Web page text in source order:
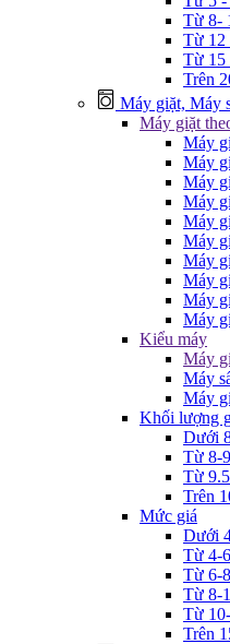
Từ 8-
Từ 12
Từ 15
Trên
Máy giặt, Máy
Máy giặt
Máy
Máy
Máy
Máy
Máy
Máy
Máy
Máy
Máy
Máy
Kiểu máy
Máy
Máy
Máy
Khối lượng
Dưới
Từ 8-
Từ
Trên
Mức giá
Dưới
Từ 4-
Từ 6-
Từ 8-
Từ
Trên